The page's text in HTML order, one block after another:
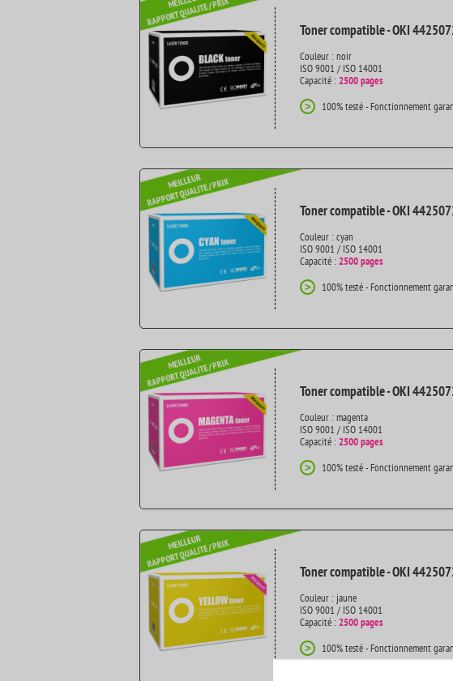
Toner compatible - OKI
Couleur : noir
ISO 9001 / ISO 14001
Capacité :2500 pages
> 100% testé - Fonctionnement
Toner compatible - OKI
Couleur : cyan
ISO 9001 / ISO 14001
Capacité :2500 pages
> 100% testé - Fonctionnement
Toner compatible - OKI
Couleur : magenta
ISO 9001 / ISO 14001
Capacité :2500 pages
> 100% testé - Fonctionnement
Toner compatible - OKI
Couleur : jaune
ISO 9001 / ISO 14001
Capacité :2500 pages
> 100% testé - Fonctionnement